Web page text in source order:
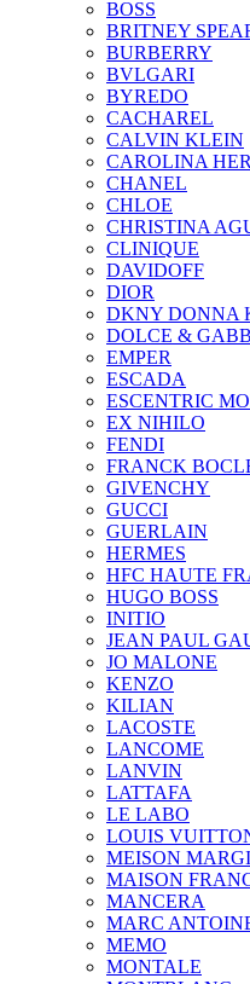
BOSS
BRITNEY
BURBERRY
BVLGARI
BYREDO
CACHAREL
CALVIN KLEIN
CAROLINA
CHANEL
CHLOE
CHRISTINA
CLINIQUE
DAVIDOFF
DIOR
DKNY DONNA
DOLCE &
EMPER
ESCADA
ESCENTRIC
EX NIHILO
FENDI
FRANCK
GIVENCHY
GUCCI
GUERLAIN
HERMES
HFC HAUTE
HUGO BOSS
INITIO
JEAN PAUL
JO MALONE
KENZO
KILIAN
LACOSTE
LANCOME
LANVIN
LATTAFA
LE LABO
LOUIS
MEISON
MAISON
MANCERA
MARC
MEMO
MONTALE